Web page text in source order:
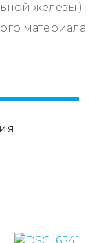
железы.)
материала